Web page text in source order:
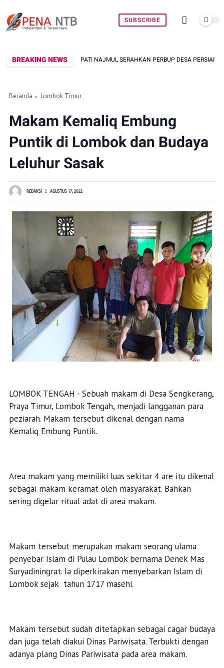
SUBSCRIBE
BREAKING NEWS
BUPATI NAJMUL SERAHKAN PERBUP DESA PERSIAPAN MURANGGA
Beranda Lombok Timur
Makam Kemaliq Embung
Puntik di Lombok dan Budaya
Leluhur Sasak
REDAKSI AGUSTUS 17, 2022
LOMBOK TENGAH - Sebuah makam di Desa Sengkerang,
Praya Timur, Lombok Tengah, menjadi langganan para
peziarah. Makam tersebut dikenal dengan nama
Kemaliq Embung Puntik.
Area makam yang memiliki luas sekitar 4 are itu dikenal
sebagai makam keramat oleh masyarakat. Bahkan
sering digelar ritual adat di area makam.
Makam tersebut merupakan makam seorang ulama
penyebar Islam di Pulau Lombok bernama Denek Mas
Suryadiningrat. Ia diperkirakan menyebarkan Islam di
Lombok sejak tahun 1717 masehi.
Makam tersebut sudah ditetapkan sebagai cagar budaya
dan juga telah diakui Dinas Pariwisata. Terbukti dengan
adanya plang Dinas Pariwisata pada area makam.